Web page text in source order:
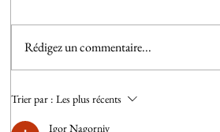
33 giorni di pausa
Rédigez un commentaire...
Trier par : Les plus récents
Igor Nagorniy